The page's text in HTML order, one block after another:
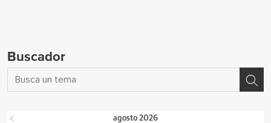
Buscador
agosto 2026